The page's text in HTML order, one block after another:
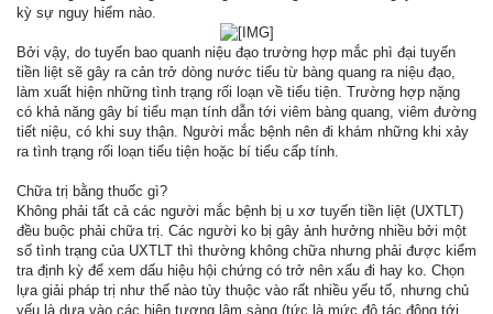
kỳ sự nguy hiểm nào.
Bởi vậy, do tuyến bao quanh niệu đạo trường hợp mắc phì đại tuyến
tiền liệt sẽ gây ra cản trở dòng nước tiểu từ bàng quang ra niệu đạo,
làm xuất hiện những tình trạng rối loạn về tiểu tiện. Trường hợp nặng
có khả năng gây bí tiểu mạn tính dẫn tới viêm bàng quang, viêm đường
tiết niệu, có khi suy thận. Người mắc bệnh nên đi khám những khi xảy
ra tình trạng rối loạn tiểu tiện hoặc bí tiểu cấp tính.
Chữa trị bằng thuốc gì?
Không phải tất cả các người mắc bệnh bị u xơ tuyến tiền liệt (UXTLT)
đều buộc phải chữa trị. Các người ko bị gây ảnh hưởng nhiều bởi một
số tình trạng của UXTLT thì thường không chữa nhưng phải được kiểm
tra định kỳ để xem dấu hiệu hội chứng có trở nên xấu đi hay ko. Chọn
lựa giải pháp trị như thế nào tùy thuộc vào rất nhiều yếu tố, nhưng chủ
yếu là dựa vào các hiện tượng lâm sàng (tức là mức độ tác động tới